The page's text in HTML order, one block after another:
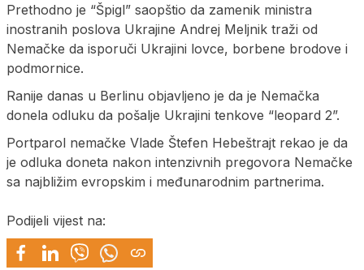
Prethodno je “Špigl” saopštio da zamenik ministra
inostranih poslova Ukrajine Andrej Meljnik traži od
Nemačke da isporuči Ukrajini lovce, borbene brodove i
podmornice.
Ranije danas u Berlinu objavljeno je da je Nemačka
donela odluku da pošalje Ukrajini tenkove “leopard 2”.
Portparol nemačke Vlade Štefen Hebeštrajt rekao je da
je odluka doneta nakon intenzivnih pregovora Nemačke
sa najbližim evropskim i međunarodnim partnerima.
Podijeli vijest na: